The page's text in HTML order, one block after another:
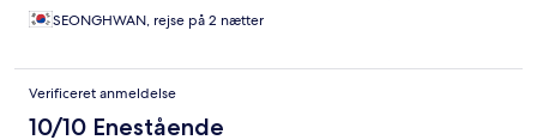
SEONGHWAN, rejse på 2 nætter
Verificeret anmeldelse
10/10 Enestående